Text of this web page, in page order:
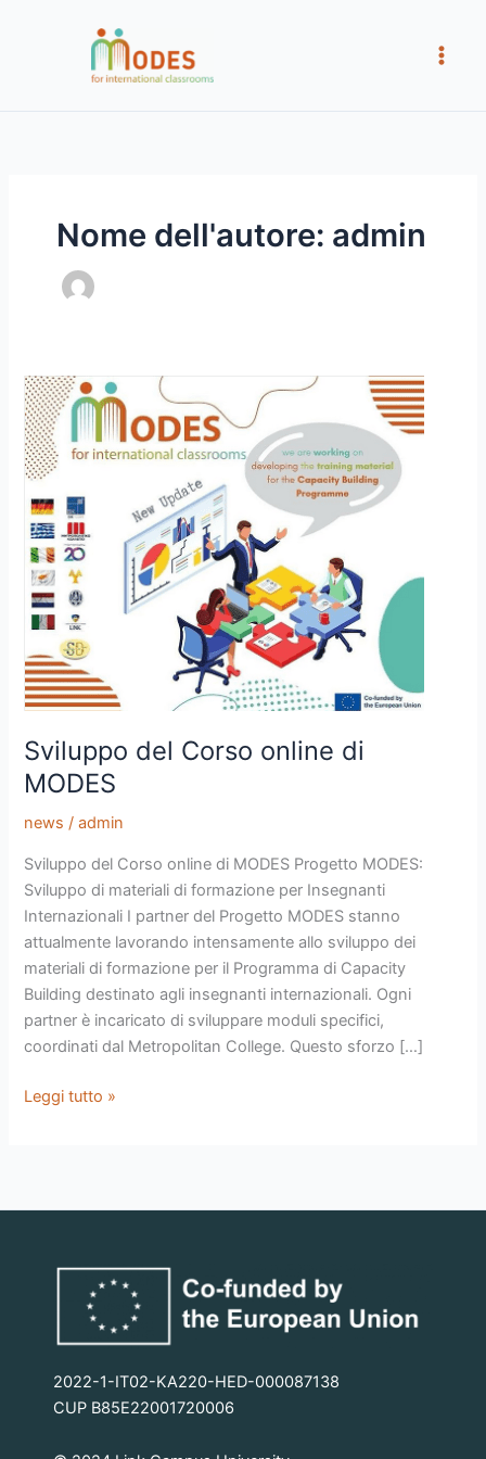
Nome dell'autore: admin
Sviluppo del Corso online di
MODES
news /admin
Sviluppo del Corso online di MODES Progetto MODES:
Sviluppo di materiali di formazione per Insegnanti
Internazionali I partner del Progetto MODES stanno
attualmente lavorando intensamente allo sviluppo dei
materiali di formazione per il Programma di Capacity
Building destinato agli insegnanti internazionali. Ogni
partner è incaricato di sviluppare moduli specifici,
coordinati dal Metropolitan College. Questo sforzo […]
Sviluppo
del
Corso
online
MODES
Leggi tutto »
2022-1-IT02-KA220-HED-000087138
CUP B85E22001720006